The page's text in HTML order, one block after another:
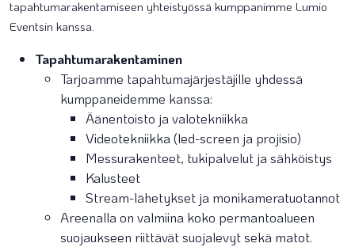
tapahtumarakentamiseen yhteistyössä kumppanimme Lumio
Eventsin kanssa.
Tapahtumarakentaminen
Tarjoamme tapahtumajärjestäjille yhdessä
kumppaneidemme kanssa:
Äänentoisto ja valotekniikka
Videotekniikka (led-screen ja projisio)
Messurakenteet, tukipalvelut ja sähköistys
Kalusteet
Stream-lähetykset ja monikameratuotannot
Areenalla on valmiina koko permantoalueen
suojaukseen riittävät suojalevyt sekä matot.